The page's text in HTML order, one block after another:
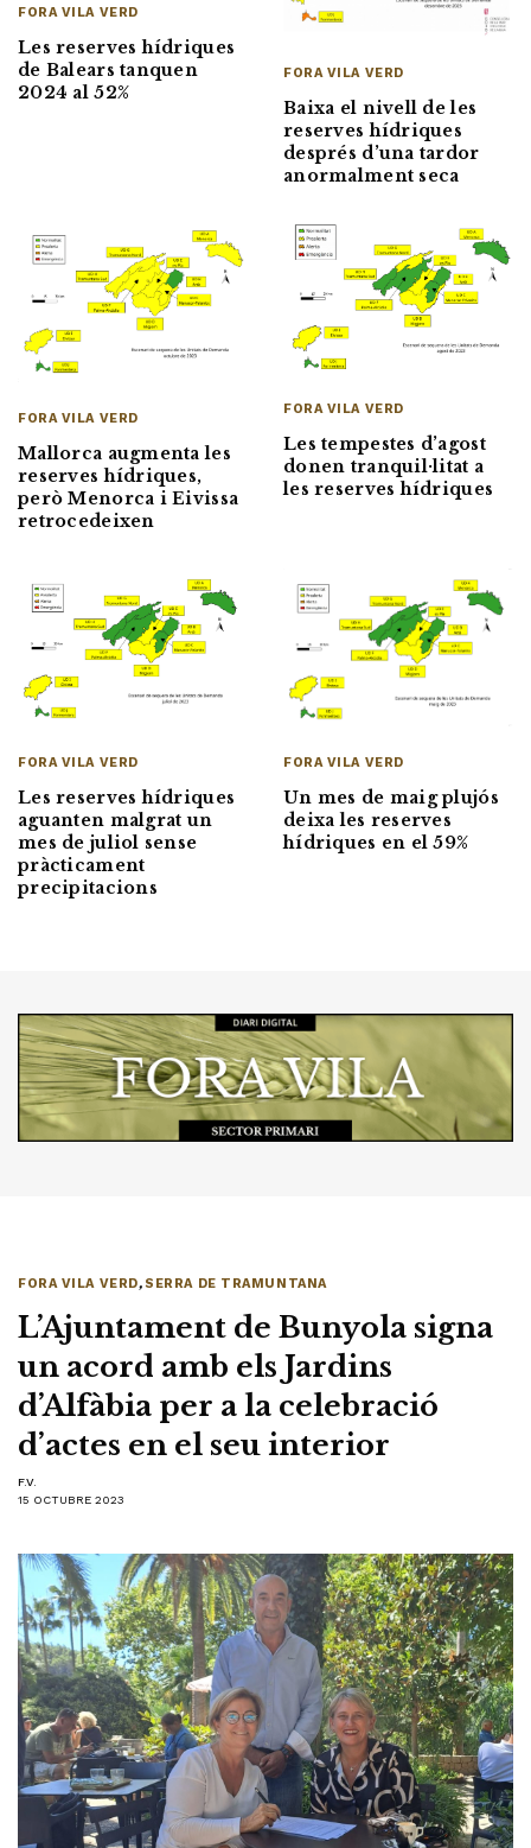
FORA VILA VERD
Les reserves hídriques
de Balears tanquen
2024 al 52%
FORA VILA VERD
Baixa el nivell de les
reserves hídriques
després d’una tardor
anormalment seca
FORA VILA VERD
Mallorca augmenta les
reserves hídriques,
però Menorca i Eivissa
retrocedeixen
FORA VILA VERD
Les tempestes d’agost
donen tranquil·litat a
les reserves hídriques
FORA VILA VERD
Les reserves hídriques
aguanten malgrat un
mes de juliol sense
pràcticament
precipitacions
FORA VILA VERD
Un mes de maig plujós
deixa les reserves
hídriques en el 59%
FORA VILA VERD,SERRA DE TRAMUNTANA
L’Ajuntament de Bunyola signa
un acord amb els Jardins
d’Alfàbia per a la celebració
d’actes en el seu interior
F.V.
15 OCTUBRE 2023